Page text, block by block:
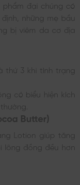
phẩm đại chúng có
những mẹ bầu
bị viêm da cơ địa
thứ 3 khi tình trạng
có biểu hiện kích
Butter)
Lotion giúp tăng
lông đồng đều hơn